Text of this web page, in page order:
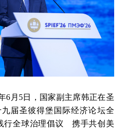
6月5日，国家副主席韩正在圣
届圣彼得堡国际经济论坛全
行全球治理倡议 携手共创美